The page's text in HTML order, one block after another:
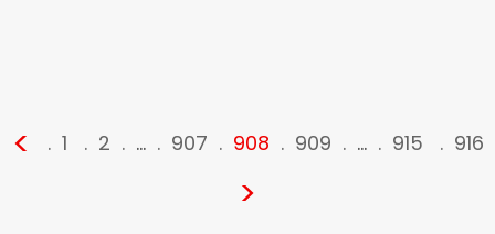
< 1 2 … 907 908 909 … 915 916
>